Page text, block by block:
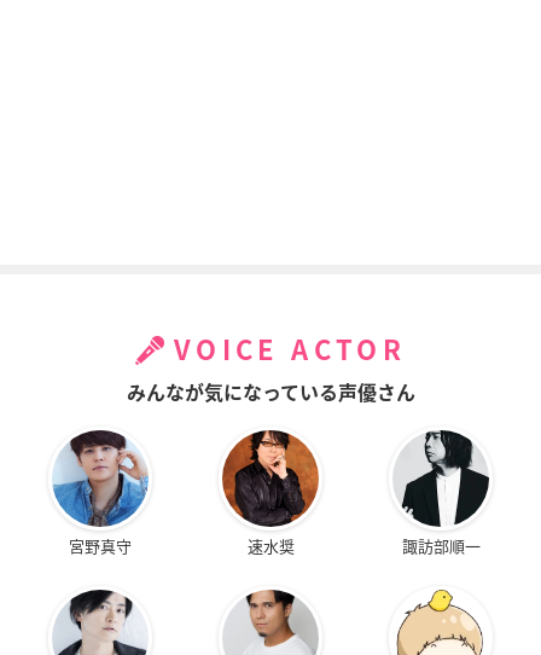
VOICE ACTOR
みんなが気になっている声優さん
宮野真守 速水奨 諏訪部順一